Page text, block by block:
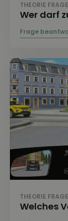
THEORIE
Wer darf
THEORIE
Welches